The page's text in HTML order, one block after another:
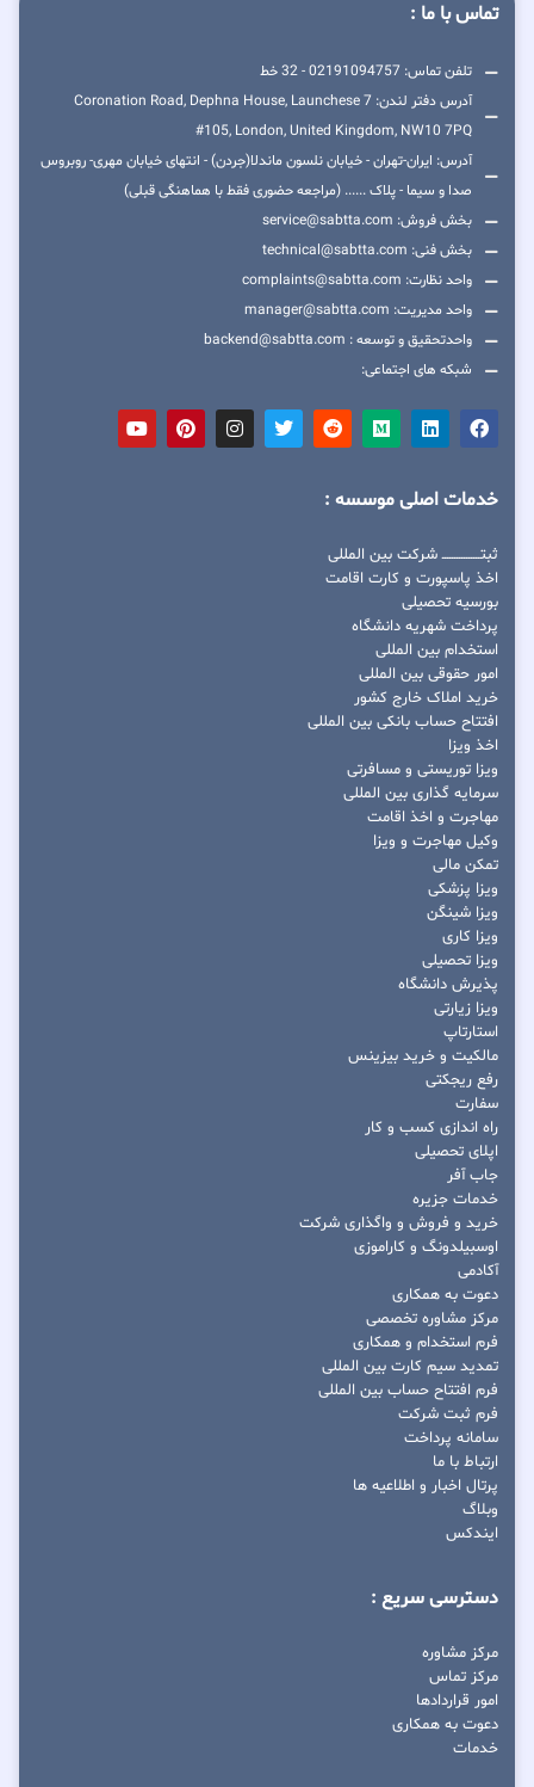
تماس با ما :
تلفن تماس: 02191094757 - 32 خط
آدرس دفتر لندن: 7 Coronation Road, Dephna House, Launchese
#105, London, United Kingdom, NW10 7PQ
آدرس: ایران-تهران - خیابان نلسون ماندلا(جردن) - انتهای خیابان مهری- روبروس
صدا و سیما - پلاک ...... (مراجعه حضوری فقط با هماهنگی قبلی)
بخش فروش: service@sabtta.com
بخش فنی: technical@sabtta.com
واحد نظارت: complaints@sabtta.com
واحد مدیریت: manager@sabtta.com
واحدتحقیق و توسعه : backend@sabtta.com
شبکه های اجتماعی:
خدمات اصلی موسسه :
ثبتــــــــــــــــ شرکت بین المللی
اخذ پاسپورت و کارت اقامت
بورسیه تحصیلی
پرداخت شهریه دانشگاه
استخدام بین المللی
امور حقوقی بین المللی
خرید املاک خارج کشور
افتتاح حساب بانکی بین المللی
اخذ ویزا
ویزا توریستی و مسافرتی
سرمایه گذاری بین المللی
مهاجرت و اخذ اقامت
وکیل مهاجرت و ویزا
تمکن مالی
ویزا پزشکی
ویزا شینگن
ویزا کاری
ویزا تحصیلی
پذیرش دانشگاه
ویزا زیارتی
استارتاپ
مالکیت و خرید بیزینس
رفع ریجکتی
سفارت
راه اندازی کسب و کار
اپلای تحصیلی
جاب آفر
خدمات جزیره
خرید و فروش و واگذاری شرکت
اوسبیلدونگ و کاراموزی
آکادمی
دعوت به همکاری
مرکز مشاوره تخصصی
فرم استخدام و همکاری
تمدید سیم کارت بین المللی
فرم افتتاح حساب بین المللی
فرم ثبت شرکت
سامانه پرداخت
ارتباط با ما
پرتال اخبار و اطلاعیه ها
وبلاگ
ایندکس
دسترسی سریع :
مرکز مشاوره
مرکز تماس
امور قراردادها
دعوت به همکاری
خدمات